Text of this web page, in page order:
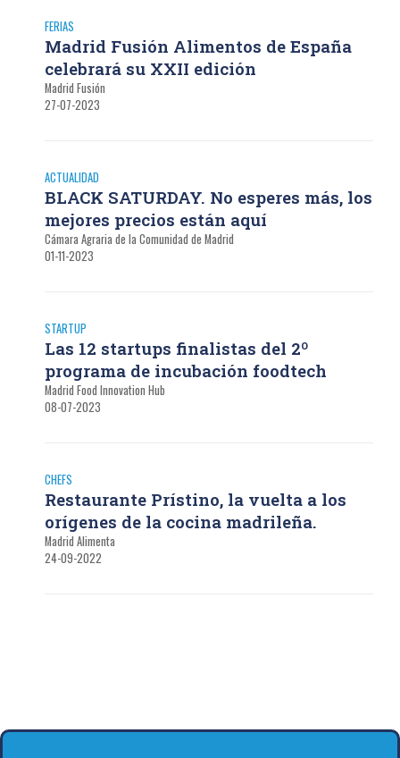
FERIAS
Madrid Fusión Alimentos de España
celebrará su XXII edición
Madrid Fusión
27-07-2023
ACTUALIDAD
BLACK SATURDAY. No esperes más, los
mejores precios están aquí
Cámara Agraria de la Comunidad de Madrid
01-11-2023
STARTUP
Las 12 startups finalistas del 2º
programa de incubación foodtech
Madrid Food Innovation Hub
08-07-2023
CHEFS
Restaurante Prístino, la vuelta a los
orígenes de la cocina madrileña.
Madrid Alimenta
24-09-2022